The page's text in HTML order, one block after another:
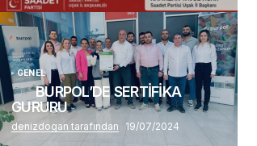
Alaattin Karahan tarafından 14/07/2026
GENEL
BURPOL’DE SERTİFİKA
GURURU
denizdogan tarafından 19/07/2024